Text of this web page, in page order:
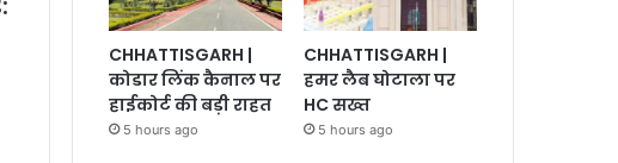
CHHATTISGARH |
कोडार लिंक कैनाल पर
हाईकोर्ट की बड़ी राहत
5 hours ago
CHHATTISGARH |
हमर लैब घोटाला पर
HC सख्त
5 hours ago